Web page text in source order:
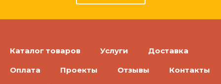
Каталог товаров Услуги Доставка
Оплата Проекты Отзывы Контакты